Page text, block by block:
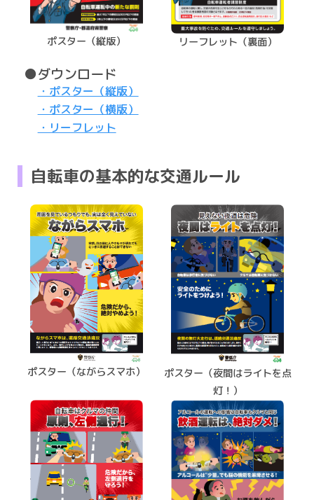
ポスター（縦版） リーフレット（裏面）
●ダウンロード
・ポスター（縦版）
・ポスター（横版）
・リーフレット
自転車の基本的な交通ルール
ポスター（ながらスマホ）
ポスター（夜間はライトを点
灯！）